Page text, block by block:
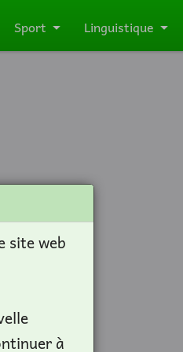
Sport Linguistique
site web
à